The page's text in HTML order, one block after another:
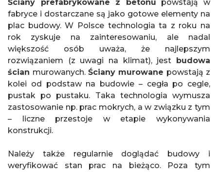
Ściany prefabrykowane z betonu powstają w
fabryce i dostarczane są jako gotowe elementy na
plac budowy. W Polsce technologia ta z roku na
rok zyskuje na zainteresowaniu, ale nadal
większość osób uważa, że najlepszym
rozwiązaniem (z uwagi na klimat), jest budowa
ścian murowanych. Ściany murowane powstają z
kolei od podstaw na budowie – cegła po cegle,
pustak po pustaku. Taka technologia wymusza
zastosowanie np. prac mokrych, a w związku z tym
– liczne przestoje w etapie wykonywania
konstrukcji.
Należy także regularnie doglądać budowy i
weryfikować stan prac na bieżąco. Poza tym